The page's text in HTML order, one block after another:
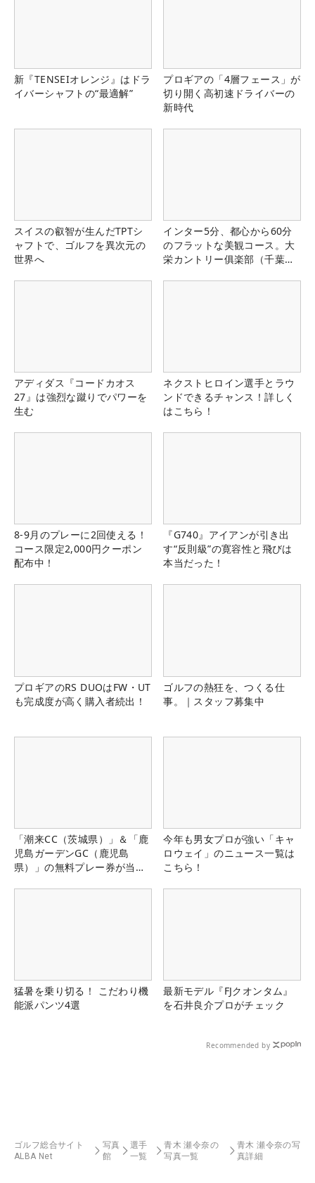
新『TENSEIオレンジ』はドラ
イバーシャフトの“最適解”
プロギアの「4層フェース」が
切り開く高初速ドライバーの
新時代
スイスの叡智が生んだTPTシ
ャフトで、ゴルフを異次元の
世界へ
インター5分、都心から60分
のフラットな美観コース。大
栄カントリー俱楽部（千葉
アディダス『コードカオス
27』は強烈な蹴りでパワーを
生む
ネクストヒロイン選手とラウ
ンドできるチャンス！詳しく
はこちら！
8-9月のプレーに2回使える！
コース限定2,000円クーポン
配布中！
『G740』アイアンが引き出
す“反則級”の寛容性と飛びは
本当だった！
プロギアのRS DUOはFW・UT
も完成度が高く購入者続出！
ゴルフの熱狂を、つくる仕
事。｜スタッフ募集中
「潮来CC（茨城県）」＆「鹿
児島ガーデンGC（鹿児島
県）」の無料プレー券が当た
今年も男女プロが強い「キャ
ロウェイ」のニュース一覧は
こちら！
猛暑を乗り切る！ こだわり機
能派パンツ4選
最新モデル『FJクオンタム』
を石井良介プロがチェック
Recommended by
ゴルフ総合サイト
ALBA Net
写真
館
選手
一覧
青木 瀬令奈の
写真一覧
青木 瀬令奈の写
真詳細